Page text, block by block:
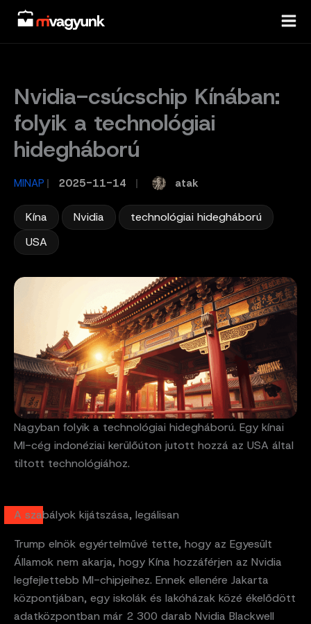
Skip
content
Nvidia-csúcschip Kínában:
folyik a technológiai
hidegháború
MINAP / 2025-11-14 atak
Kína Nvidia technológiai hidegháború
USA
Nagyban folyik a technológiai hidegháború. Egy kínai
MI-cég indonéziai kerülőúton jutott hozzá az USA által
tiltott technológiához.
A szabályok kijátszása, legálisan
Trump elnök egyértelművé tette, hogy az Egyesült
Államok nem akarja, hogy Kína hozzáférjen az Nvidia
legfejlettebb MI-chipjeihez. Ennek ellenére Jakarta
központjában, egy iskolák és lakóházak közé ékelődött
adatközpontban már 2 300 darab Nvidia Blackwell